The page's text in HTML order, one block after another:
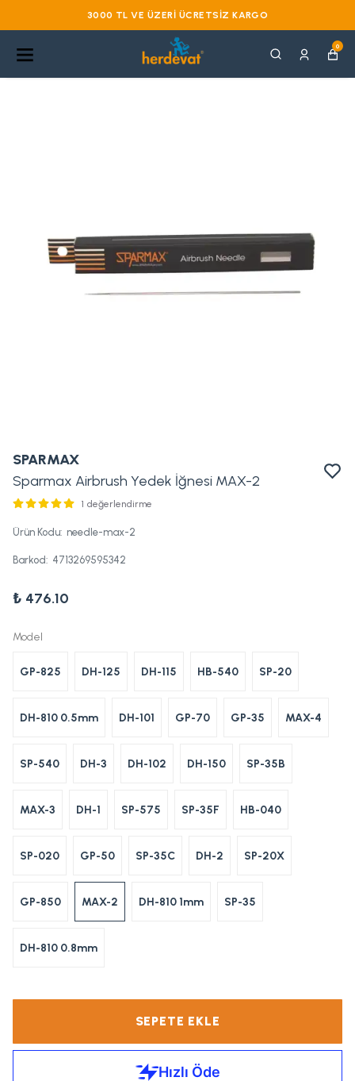
3000 TL VE ÜZERI ÜCRETSIZ KARGO
0
SPARMAX
Sparmax Airbrush Yedek İğnesi MAX-2
1 değerlendirme
Ürün Kodu: needle-max-2
Barkod: 4713269595342
₺ 476.10
Model
GP-825 DH-125 DH-115 HB-540 SP-20
DH-810 0.5mm DH-101 GP-70 GP-35 MAX-4
SP-540 DH-3 DH-102 DH-150 SP-35B
MAX-3 DH-1 SP-575 SP-35F HB-040
SP-020 GP-50 SP-35C DH-2 SP-20X
GP-850 MAX-2 DH-810 1mm SP-35
DH-810 0.8mm
SEPETE EKLE